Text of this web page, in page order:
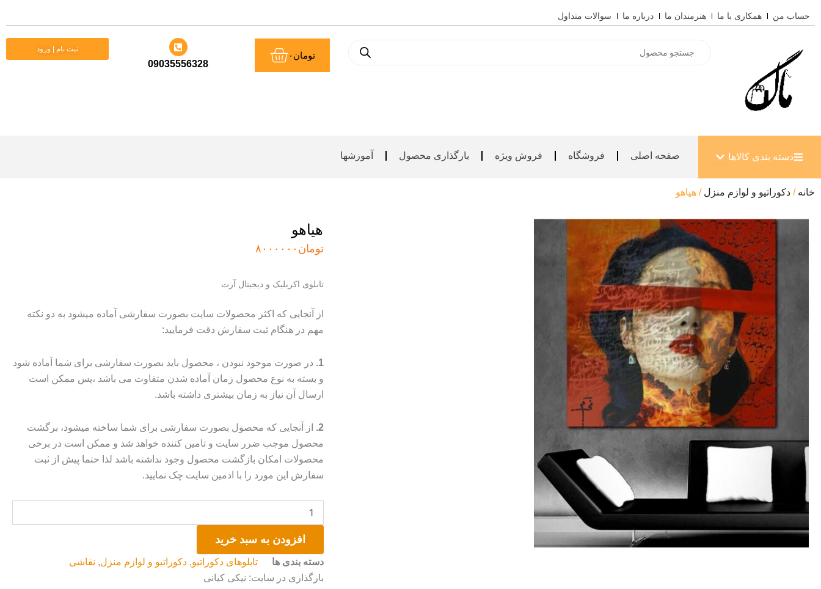
به
حساب من همکاری با ما هنرمندان ما درباره ما سوالات متداول
search
تومان ۰سبد
خرید
09035556328
ثبت نام | ورود
دسته بندی کالاها باز کردن دسته بندی کالاها
صفحه اصلی فروشگاه فروش ویژه بارگذاری محصول آموزشها
خانه / دکوراتیو و لوازم منزل / هیاهو
هیاهو
تومان ۸۰۰۰۰۰۰
تابلوی اکریلیک و دیجیتال آرت
از آنجایی که اکثر محصولات سایت بصورت سفارشی آماده میشود به دو نکته
مهم در هنگام ثبت سفارش دقت فرمایید:
1. در صورت موجود نبودن ، محصول باید بصورت سفارشی برای شما آماده شود
و بسته به نوع محصول زمان آماده شدن متفاوت می باشد ،پس ممکن است
ارسال آن نیاز به زمان بیشتری داشته باشد.
2.
از آنجایی که محصول بصورت سفارشی برای شما ساخته میشود، برگشت
محصول موجب ضرر سایت و تامین کننده خواهد شد و ممکن است در برخی
محصولات امکان بازگشت محصول وجود نداشته باشد لذا حتما پیش از ثبت
سفارش این مورد را با ادمین سایت چک نمایید.
عدد
افزودن به سبد خرید
دسته بندی ها تابلوهای دکوراتیو,دکوراتیو و لوازم منزل, نقاشی
بارگذاری در سایت: نیکی کیانی